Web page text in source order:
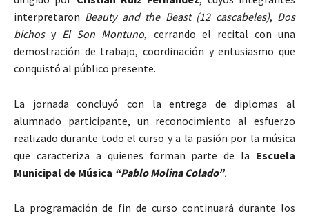
interpretaron Beauty and the Beast (12 cascabeles), Dos
bichosy El Son Montuno, cerrando el recital con una
demostración de trabajo, coordinación y entusiasmo que
conquistó al público presente.
La jornada concluyó con la entrega de diplomas al
alumnado participante, un reconocimiento al esfuerzo
realizado durante todo el curso y a la pasión por la música
que caracteriza a quienes forman parte de la Escuela
Municipal de Música “Pablo Molina Colado”.
La programación de fin de curso continuará durante los